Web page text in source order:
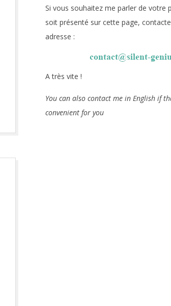
Si vous souhaitez me parler de votre
soit présenté sur cette page,
adresse :
A très vite !
You can also contact me in English if
convenient for you